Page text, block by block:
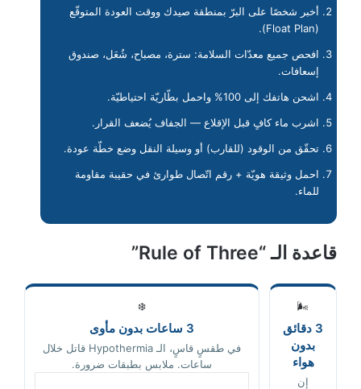
أخبر شخصًا على البرّ بمنطقة صيدك ووقت العودة المتوقّع
(Float Plan).
افحص جميع معدّات السلامة: سترة، مصباح، شُعَل، صندوق
إسعافات.
اشحن هاتفك إلى 100% واحمل بطّاريّة احتياطيّة.
اشرب ماء كافٍ قبل الإقلاع — الجفاف يُضعف القرار.
تحقّق من الوقود (للقارب) أو وسيلة النقل وضع خطّة عودة.
احمل وثيقة هويّة + رقم اتّصال طوارئ في حقيبة مقاومة
للماء.
قاعدة الـ “Rule of Three”
🌬️
3 دقائق
بدون
هواء
إن
❄️
3 ساعات بدون مأوى
في طقسٍ قاسٍ، الـ Hypothermia قاتل خلال
ساعات. ملابس بطبقات ضرورة.